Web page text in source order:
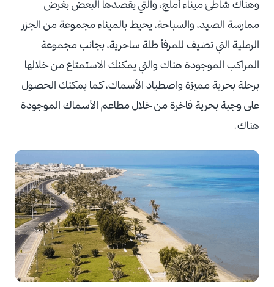
وهناك شاطئ ميناء أملج، والتي يقصدها البعض بغرض
ممارسة الصيد، والسباحة، يحيط بالميناء مجموعة من الجزر
الرملية التي تضيف للمرفأ طلة ساحرية، بجانب مجموعة
المراكب الموجودة هناك والتي يمكنك الاستمتاع من خلالها
برحلة بحرية مميزة واصطياد الأسماك، كما يمكنك الحصول
على وجبة بحرية فاخرة من خلال مطاعم الأسماك الموجودة
هناك.